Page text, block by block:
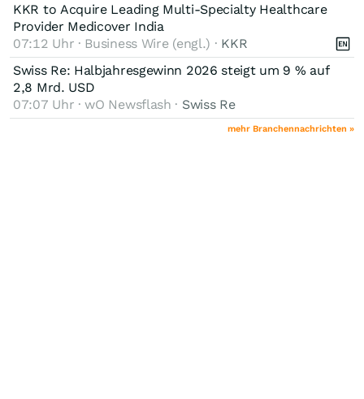
KKR to Acquire Leading Multi-Specialty Healthcare
Provider Medicover India
07:12 Uhr · Business Wire (engl.) · KKR
Swiss Re: Halbjahresgewinn 2026 steigt um 9 % auf
2,8 Mrd. USD
07:07 Uhr · wO Newsflash · Swiss Re
mehr Branchennachrichten »